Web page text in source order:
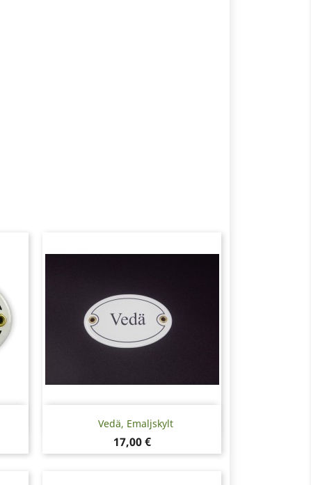
Vedä, Emaljskylt
Pris
17,00 €
Snabbvy